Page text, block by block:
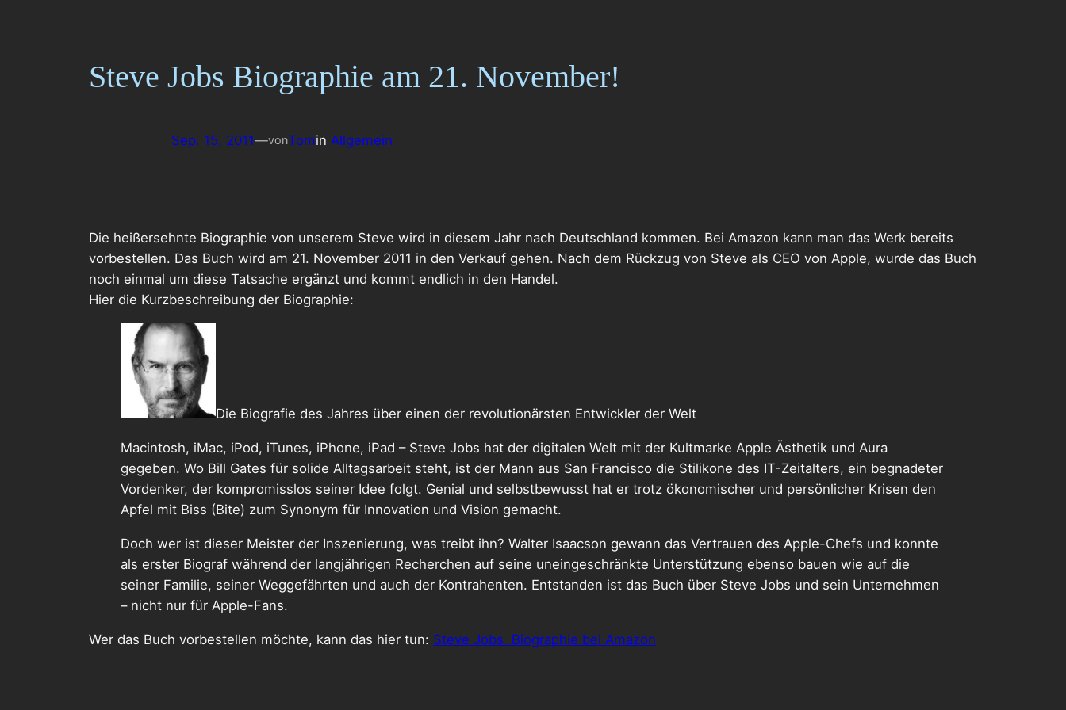
Steve Jobs Biographie am 21. November!
Sep. 15, 2011—vonTomin Allgemein
Die heißersehnte Biographie von unserem Steve wird in diesem Jahr nach Deutschland kommen. Bei Amazon kann man das Werk bereits
vorbestellen. Das Buch wird am 21. November 2011 in den Verkauf gehen. Nach dem Rückzug von Steve als CEO von Apple, wurde das Buch
noch einmal um diese Tatsache ergänzt und kommt endlich in den Handel.
Hier die Kurzbeschreibung der Biographie:
Die Biografie des Jahres über einen der revolutionärsten Entwickler der Welt
Macintosh, iMac, iPod, iTunes, iPhone, iPad – Steve Jobs hat der digitalen Welt mit der Kultmarke Apple Ästhetik und Aura
gegeben. Wo Bill Gates für solide Alltagsarbeit steht, ist der Mann aus San Francisco die Stilikone des IT-Zeitalters, ein begnadeter
Vordenker, der kompromisslos seiner Idee folgt. Genial und selbstbewusst hat er trotz ökonomischer und persönlicher Krisen den
Apfel mit Biss (Bite) zum Synonym für Innovation und Vision gemacht.
Doch wer ist dieser Meister der Inszenierung, was treibt ihn? Walter Isaacson gewann das Vertrauen des Apple-Chefs und konnte
als erster Biograf während der langjährigen Recherchen auf seine uneingeschränkte Unterstützung ebenso bauen wie auf die
seiner Familie, seiner Weggefährten und auch der Kontrahenten. Entstanden ist das Buch über Steve Jobs und sein Unternehmen
– nicht nur für Apple-Fans.
Wer das Buch vorbestellen möchte, kann das hier tun: Steve Jobs Biographie bei Amazon